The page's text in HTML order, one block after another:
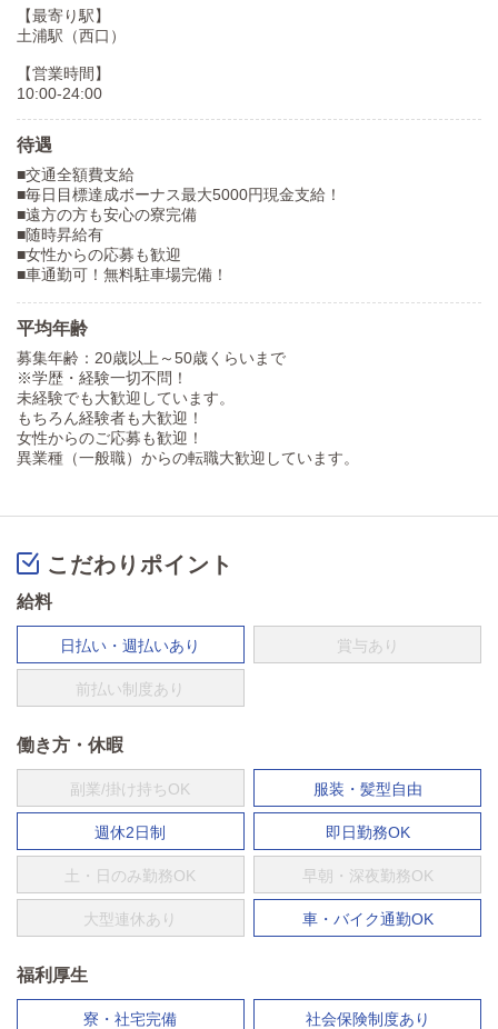
【最寄り駅】
土浦駅（西口）
【営業時間】
10:00-24:00
待遇
■交通全額費支給
■毎日目標達成ボーナス最大5000円現金支給！
■遠方の方も安心の寮完備
■随時昇給有
■女性からの応募も歓迎
■車通勤可！無料駐車場完備！
平均年齢
募集年齢：20歳以上～50歳くらいまで
※学歴・経験一切不問！
未経験でも大歓迎しています。
もちろん経験者も大歓迎！
女性からのご応募も歓迎！
異業種（一般職）からの転職大歓迎しています。
こだわりポイント
給料
日払い・週払いあり 賞与あり
前払い制度あり
働き方・休暇
副業/掛け持ちOK 服装・髪型自由
週休2日制 即日勤務OK
土・日のみ勤務OK 早朝・深夜勤務OK
大型連休あり 車・バイク通勤OK
福利厚生
寮・社宅完備 社会保険制度あり